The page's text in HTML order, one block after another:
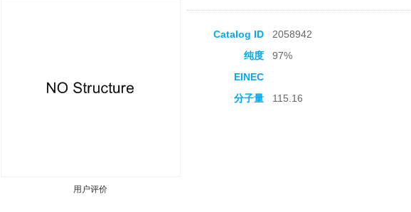
用户评价
Catalog ID 2058942
纯度
97%
EINEC
分子量
115.16